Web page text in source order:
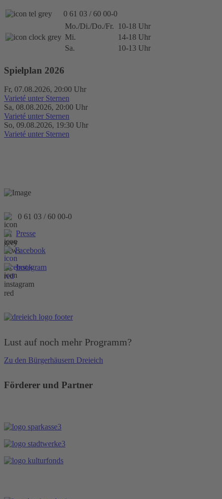
0 61 03 / 60 00-0
Mo./Di./Do./Fr.
10-18 Uhr
Mi.
14-18 Uhr
Sa.
10-13 Uhr
Spielplan 2026
Fr, 07.08.2026, 20:00 Uhr
Varieté unter Sternen
Sa, 08.08.2026, 20:00 Uhr
Varieté unter Sternen
So, 09.08.2026, 19:30 Uhr
Varieté unter Sternen
0 61 03 / 60 00-0
Presse
Facebook
Instagram
Lust auf noch mehr Programm?
Zu den Bürgerhäusern Dreieich
Förderer und Partner